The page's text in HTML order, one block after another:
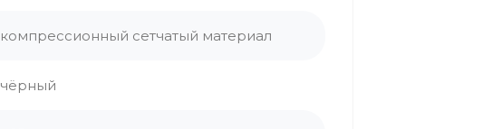
компрессионный сетчатый материал
чёрный